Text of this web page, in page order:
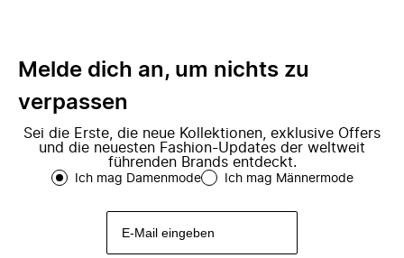
Melde dich an, um nichts zu
verpassen
Sei die Erste, die neue Kollektionen, exklusive Offers
und die neuesten Fashion-Updates der weltweit
führenden Brands entdeckt.
Ich mag Damenmode Ich mag Männermode